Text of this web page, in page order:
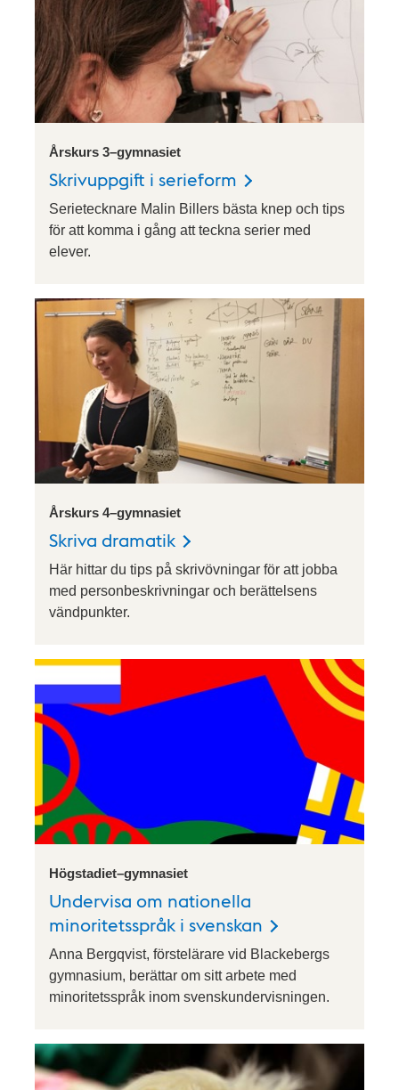
Årskurs 3–gymnasiet
Skrivuppgift i serieform
Serietecknare Malin Billers bästa knep och tips
för att komma i gång att teckna serier med
elever.
Årskurs 4–gymnasiet
Skriva dramatik
Här hittar du tips på skrivövningar för att jobba
med personbeskrivningar och berättelsens
vändpunkter.
Högstadiet–gymnasiet
Undervisa om nationella
minoritetsspråk i svenskan
Anna Bergqvist, förstelärare vid Blackebergs
gymnasium, berättar om sitt arbete med
minoritetsspråk inom svenskundervisningen.